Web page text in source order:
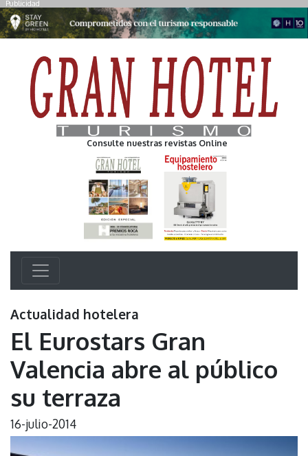
Publicidad
Consulte nuestras revistas Online
Actualidad hotelera
El Eurostars Gran
Valencia abre al público
su terraza
16-julio-2014